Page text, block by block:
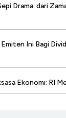
Drama: dari
Ini Bagi
Ekonomi: RI